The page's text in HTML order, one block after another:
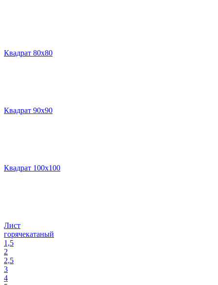
Квадрат 80х80
Квадрат 90х90
Квадрат 100х100
Лист
горячекатаный
1,5
2
2,5
3
4